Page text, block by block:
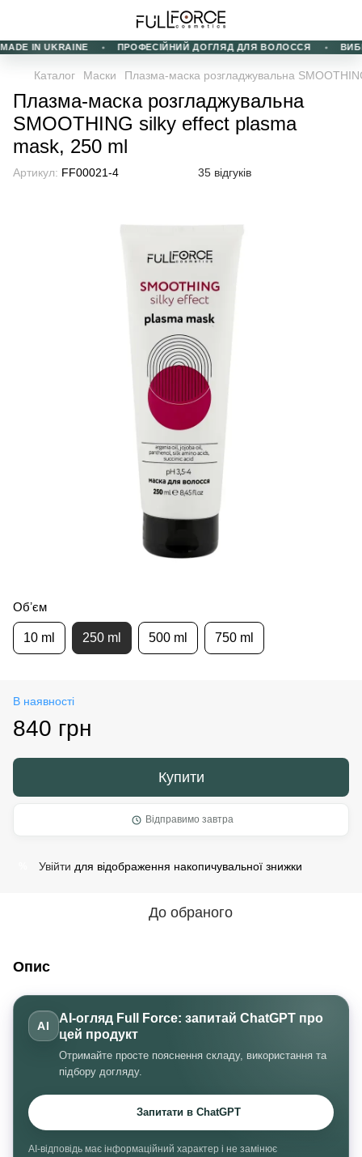
IN UKRAINE ПРОФЕСІЙНИЙ ДОГЛЯД ДЛЯ ВОЛОССЯ
Каталог Маски Плазма-маска розгладжувальна
Плазма-маска розгладжувальна
SMOOTHING silky effect plasma
mask, 250 ml
Артикул: FF00021-4 35 відгуків
Обʼєм
10 ml 250 ml 500 ml 750 ml
В наявності
840 грн
Купити
Відправимо завтра
Увійти для відображення накопичувальної знижки
До обраного
Опис
AI
AI-огляд Full Force: запитай ChatGPT про
цей продукт
Отримайте просте пояснення складу, використання та
підбору догляду.
Запитати в ChatGPT
AI-відповідь має інформаційний характер і не замінює